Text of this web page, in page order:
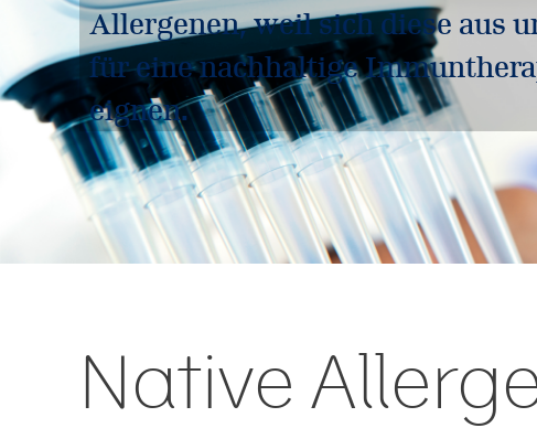
Allergenen, weil sich diese aus
für eine nachhaltige
eignen.
Native